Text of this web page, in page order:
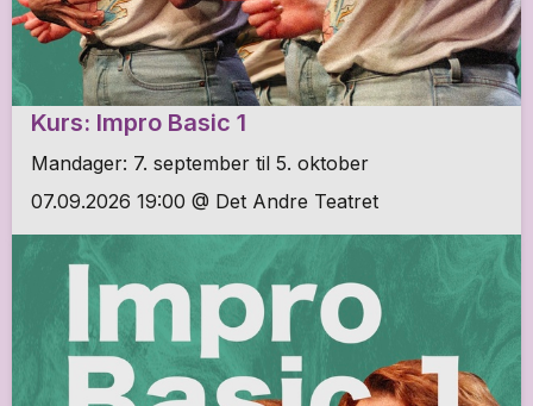
Kurs: Impro Basic 1
Mandager: 7. september til 5. oktober
07.09.2026 19:00 @ Det Andre Teatret